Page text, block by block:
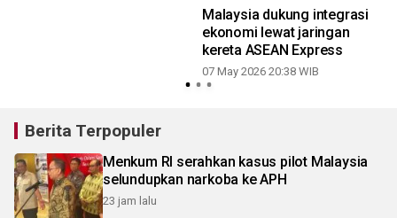
Malaysia dukung integrasi
ekonomi lewat jaringan
kereta ASEAN Express
07 May 2026 20:38 WIB
Berita Terpopuler
Menkum RI serahkan kasus pilot Malaysia
selundupkan narkoba ke APH
23 jam lalu